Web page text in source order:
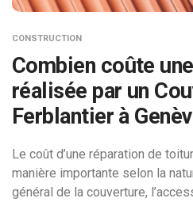
CONSTRUCTION
Combien coûte
réalisée par un
Ferblantier à
Le coût d’une réparation de
manière importante selon la
général de la couverture,